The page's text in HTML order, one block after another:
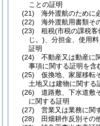
ことの証明
(21)
海外渡航のために
(22)
海外渡航用書類そ
(23)
租税(市税の課税客
じ。) 、分担金、使用
証明
(24)
不動産又は動産に
事項に関する証明を含
(25)
仮換地、家屋移転
土地又は建物に関する
(26)
道路敷、下水道敷
に関する証明
(27)
営業又は業務に関
(28)
田畑耕作反別その